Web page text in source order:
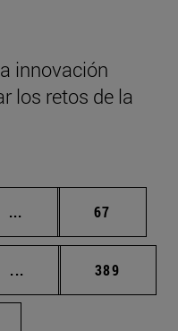
innovación
los retos de la
... Páginas intermedias
Página
67
... Páginas intermedias
Página
389